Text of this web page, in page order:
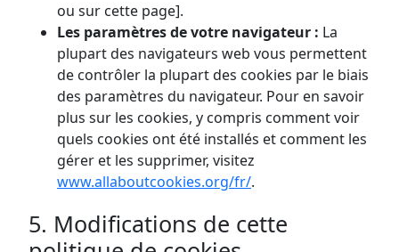
ou sur cette page].
Les paramètres de votre navigateur : La
plupart des navigateurs web vous permettent
de contrôler la plupart des cookies par le biais
des paramètres du navigateur. Pour en savoir
plus sur les cookies, y compris comment voir
quels cookies ont été installés et comment les
gérer et les supprimer, visitez
www.allaboutcookies.org/fr/.
5. Modifications de cette